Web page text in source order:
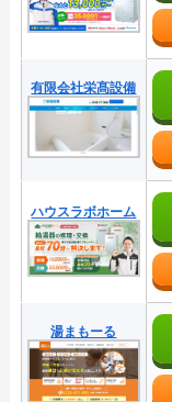
有限会社栄髙設備
ハウスラボホーム
湯まもーる